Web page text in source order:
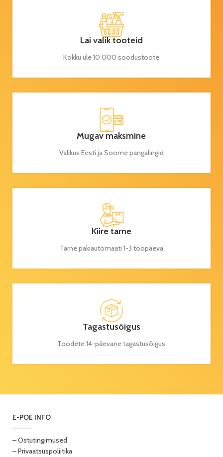
Lai valik tooteid
Kokku üle 10 000 soodustoote
Mugav maksmine
Valikus Eesti ja Soome pangalingid
Kiire tarne
Tarne pakiautomaati 1-3 tööpäeva
Tagastusõigus
Toodete 14-päevane tagastusõigus
E-POE INFO
– Ostutingimused
– Privaatsuspoliitika